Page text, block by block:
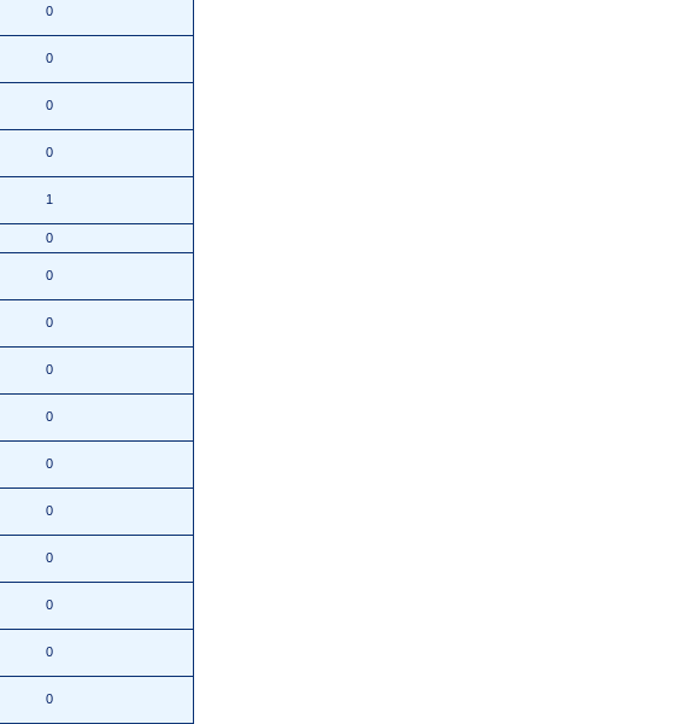
0
0
0
0
1
0
0
0
0
0
0
0
0
0
0
0